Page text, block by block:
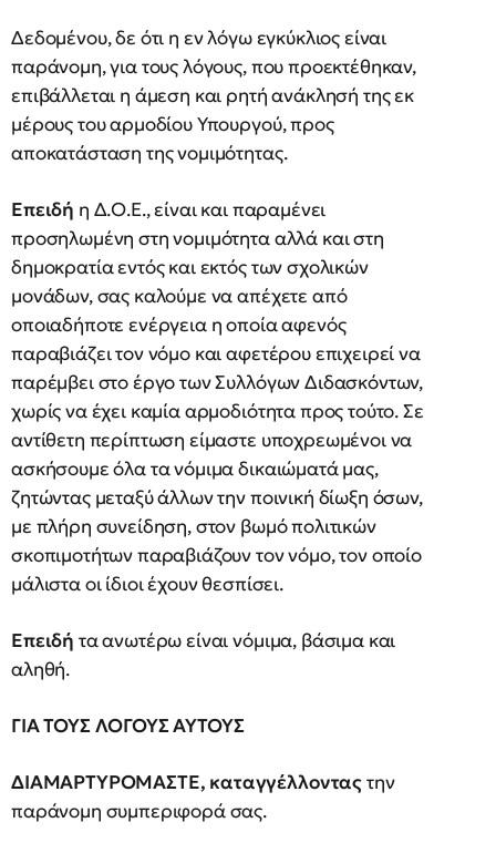
Δεδομένου, δε ότι η εν λόγω εγκύκλιος είναι
παράνομη, για τους λόγους, που προεκτέθηκαν,
επιβάλλεται η άμεση και ρητή ανάκλησή της εκ
μέρους του αρμοδίου Υπουργού, προς
αποκατάσταση της νομιμότητας.
Επειδή η Δ.Ο.Ε., είναι και παραμένει
προσηλωμένη στη νομιμότητα αλλά και στη
δημοκρατία εντός και εκτός των σχολικών
μονάδων, σας καλούμε να απέχετε από
οποιαδήποτε ενέργεια η οποία αφενός
παραβιάζει τον νόμο και αφετέρου επιχειρεί να
παρέμβει στο έργο των Συλλόγων Διδασκόντων,
χωρίς να έχει καμία αρμοδιότητα προς τούτο. Σε
αντίθετη περίπτωση είμαστε υποχρεωμένοι να
ασκήσουμε όλα τα νόμιμα δικαιώματά μας,
ζητώντας μεταξύ άλλων την ποινική δίωξη όσων,
με πλήρη συνείδηση, στον βωμό πολιτικών
σκοπιμοτήτων παραβιάζουν τον νόμο, τον οποίο
μάλιστα οι ίδιοι έχουν θεσπίσει.
Επειδή τα ανωτέρω είναι νόμιμα, βάσιμα και
αληθή.
ΓΙΑ ΤΟΥΣ ΛΟΓΟΥΣ ΑΥΤΟΥΣ
ΔΙΑΜΑΡΤΥΡΟΜΑΣΤΕ, καταγγέλλονταςτην
παράνομη συμπεριφορά σας.